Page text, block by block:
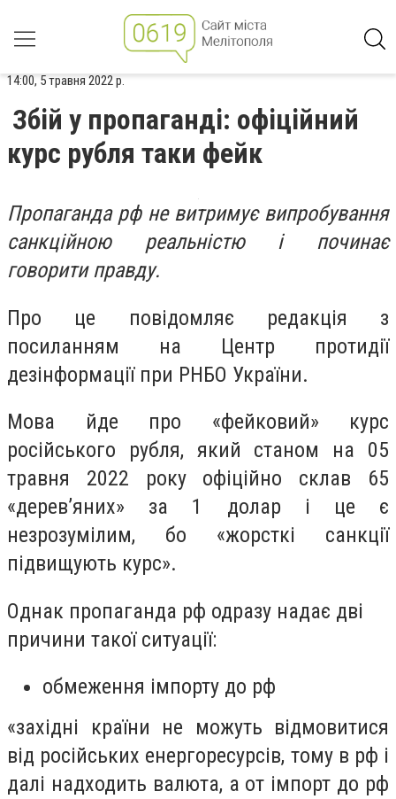
14:00, 5 травня 2022 р.
Збій у пропаганді: офіційний
курс рубля таки фейк
Пропаганда рф не витримує випробування
санкційною реальністю і починає
говорити правду.
Про це повідомляє редакція з
посиланням на Центр протидії
дезінформації при РНБО України.
Мова йде про «фейковий» курс
російського рубля, який станом на 05
травня 2022 року офіційно склав 65
«дерев’яних» за 1 долар і це є
незрозумілим, бо «жорсткі санкції
підвищують курс».
Однак пропаганда рф одразу надає дві
причини такої ситуації:
обмеження імпорту до рф
«західні країни не можуть відмовитися
від російських енергоресурсів, тому в рф і
далі надходить валюта, а от імпорт до рф